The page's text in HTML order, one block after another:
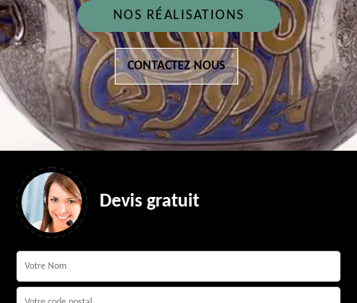
NOS RÉALISATIONS
CONTACTEZ NOUS
Devis gratuit